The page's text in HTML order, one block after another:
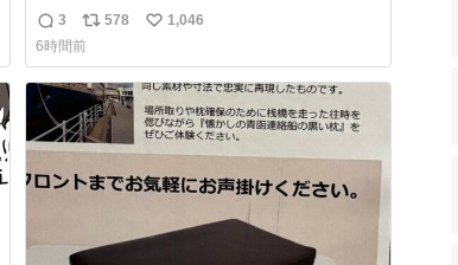
台。あとなんか割と聞き馴染みのあるBGMが
流れてます #関広見まつり #関広見まつり
2026
返
信
数
3
リ
ポ
ス
ト
数
578
い
ね
数
1,046
6時間前